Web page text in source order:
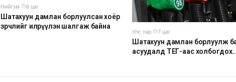
Нийгэм·
6 цаг
Шатахуун дамлан борлуулсан хоёр
зөрчлийг илрүүлэн шалгаж байна
Улс төр·
7 цаг
Шатахуун дамлан борлуулж
асуудалд ТЕГ-аас холбогдох